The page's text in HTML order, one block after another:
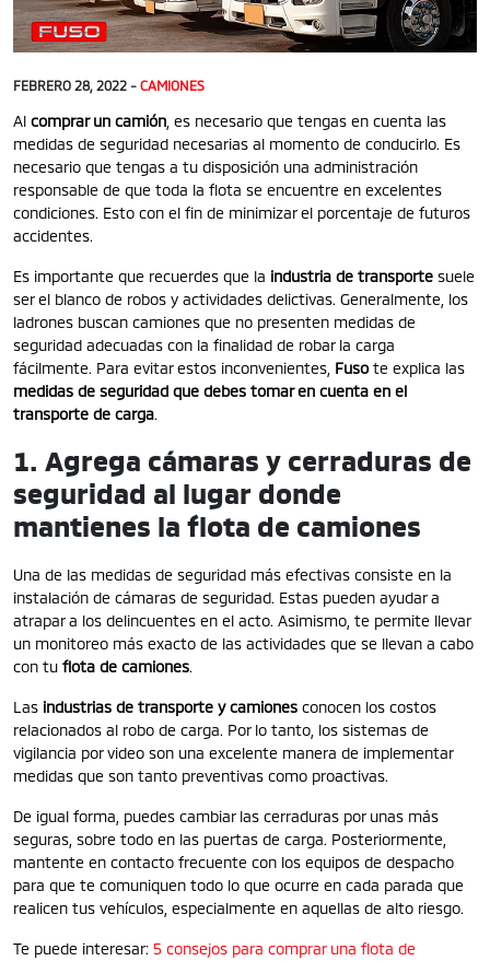
FEBRERO 28, 2022 - CAMIONES
Al comprar un camión , es necesario que tengas en cuenta las
medidas de seguridad necesarias al momento de conducirlo. Es
necesario que tengas a tu disposición una administración
responsable de que toda la flota se encuentre en excelentes
condiciones. Esto con el fin de minimizar el porcentaje de futuros
accidentes.
Es importante que recuerdes que la industria de transporte suele
ser el blanco de robos y actividades delictivas. Generalmente, los
ladrones buscan camiones que no presenten medidas de
seguridad adecuadas con la finalidad de robar la carga
fácilmente. Para evitar estos inconvenientes, Fusote explica las
medidas de seguridad que debes tomar en cuenta en el
transporte de carga.
1. Agrega cámaras y cerraduras de
seguridad al lugar donde
mantienes la flota de camiones
Una de las medidas de seguridad más efectivas consiste en la
instalación de cámaras de seguridad. Estas pueden ayudar a
atrapar a los delincuentes en el acto. Asimismo, te permite llevar
un monitoreo más exacto de las actividades que se llevan a cabo
con tu flota de camiones.
Las industrias de transporte y camiones conocen los costos
relacionados al robo de carga. Por lo tanto, los sistemas de
vigilancia por video son una excelente manera de implementar
medidas que son tanto preventivas como proactivas.
De igual forma, puedes cambiar las cerraduras por unas más
seguras, sobre todo en las puertas de carga. Posteriormente,
mantente en contacto frecuente con los equipos de despacho
para que te comuniquen todo lo que ocurre en cada parada que
realicen tus vehículos, especialmente en aquellas de alto riesgo.
Te puede interesar: 5 consejos para comprar una flota de